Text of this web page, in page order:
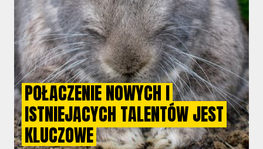
POŁĄCZENIE NOWYCH I
ISTNIEJĄCYCH TALENTÓW JEST
KLUCZOWE